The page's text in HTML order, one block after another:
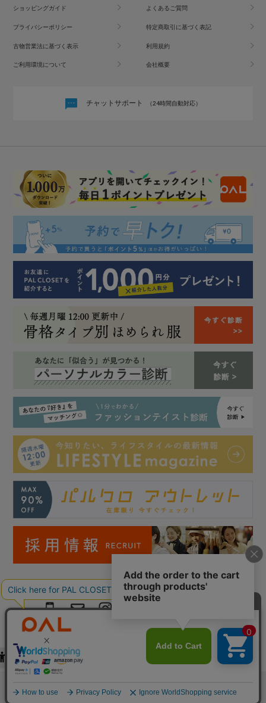
ショッピングガイド よくあるご質問
プライバシーポリシー 特定商取引に基づく表記
古物営業法に基づく表示 利用規約
ご利用環境について 会社概要
チャットサポート （24時間自動対応）